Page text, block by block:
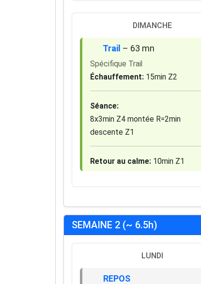
DIMANCHE
Trail – 63 mn
Spécifique Trail
Échauffement: 15min Z2
Séance:
8x3min Z4 montée R=2min
descente Z1
Retour au calme: 10min Z1
SEMAINE 2 (~ 6.5h)
LUNDI
REPOS